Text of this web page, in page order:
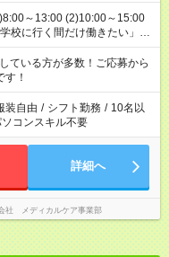
」 「午前中は働いて、午後
など、ご希望を教えてくださ
。 合計で週40時間を超える
ている方が多数！ご応募から
！
装自由 / シフト勤務 / 10名以
コンスキル不要
詳細へ
社 メディカルケア事業部